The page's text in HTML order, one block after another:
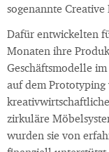
sogenannte Creative
Dafür entwickelten
Monaten ihre
Geschäftsmodelle
auf dem Prototyping
zirkuläre
wurden sie von